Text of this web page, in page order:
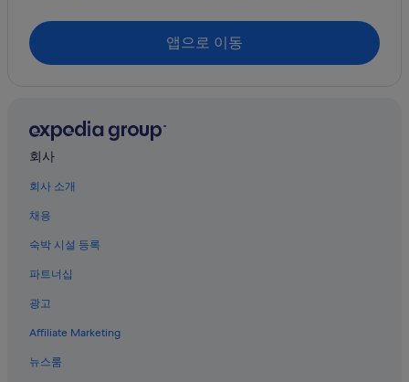
앱으로 이동
회사
회사 소개
채용
숙박 시설 등록
파트너십
광고
Affiliate Marketing
뉴스룸